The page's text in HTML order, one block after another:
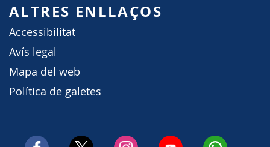
ALTRES ENLLAÇOS
Accessibilitat
Avís legal
Mapa del web
Política de galetes